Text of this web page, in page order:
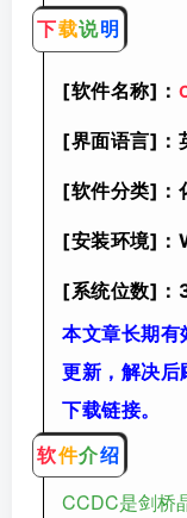
下载说明
[软件名称]：
[界面语言]：
[软件分类]：
[安装环境]：
[系统位数]
本文章长期有
更新，解决后
下载链接。
软件介绍
CCDC是剑桥